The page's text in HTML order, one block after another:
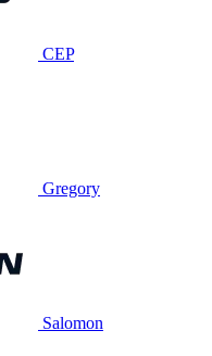
CEP
Gregory
Salomon